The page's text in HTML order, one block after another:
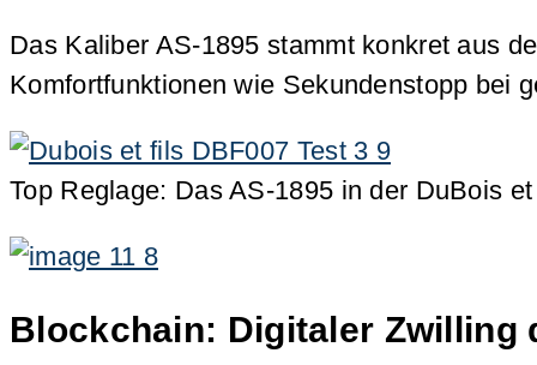
Das Kaliber AS-1895 stammt konkret aus
Komfortfunktionen wie Sekundenstopp bei
Top Reglage: Das AS-1895 in der DuBois
Blockchain: Digitaler Zwilling